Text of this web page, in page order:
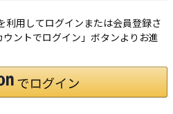
利用してログインまたは会員登録さ
ントでログイン」ボタンよりお進